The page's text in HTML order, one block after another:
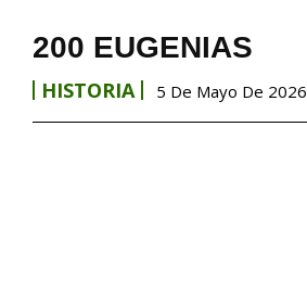
200 EUGENIAS
HISTORIA 5 De Mayo De 2026